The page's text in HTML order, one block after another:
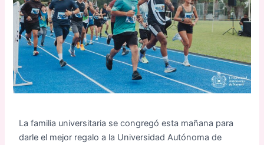
La familia universitaria se congregó esta mañana para
darle el mejor regalo a la Universidad Autónoma de